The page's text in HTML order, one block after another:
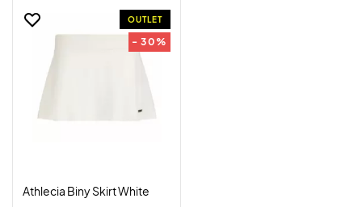
OUTLET
- 30%
Athlecia Biny Skirt White